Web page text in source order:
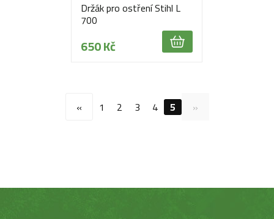
Držák pro ostření Stihl L
700
650 Kč
« 1 2 3 4 5 »